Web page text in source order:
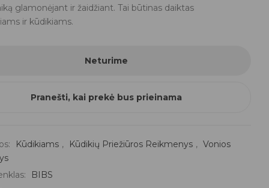
glamonėjant ir žaidžiant. Tai būtinas daiktas
ir kūdikiams.
Neturime
Pranešti, kai prekė bus prieinama
Kūdikiams , Kūdikių Priežiūros Reikmenys , Vonios
BIBS